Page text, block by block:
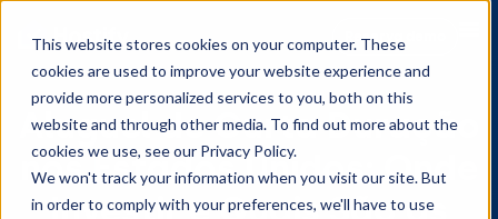
This website stores cookies on your computer. These
cookies are used to improve your website experience and
provide more personalized services to you, both on this
website and through other media. To find out more about the
cookies we use, see our Privacy Policy.
We won't track your information when you visit our site. But
in order to comply with your preferences, we'll have to use
Reserva demo
Aluguel de Curta Duração
nos Estados Unidos: Onde
Investir e Quais São as